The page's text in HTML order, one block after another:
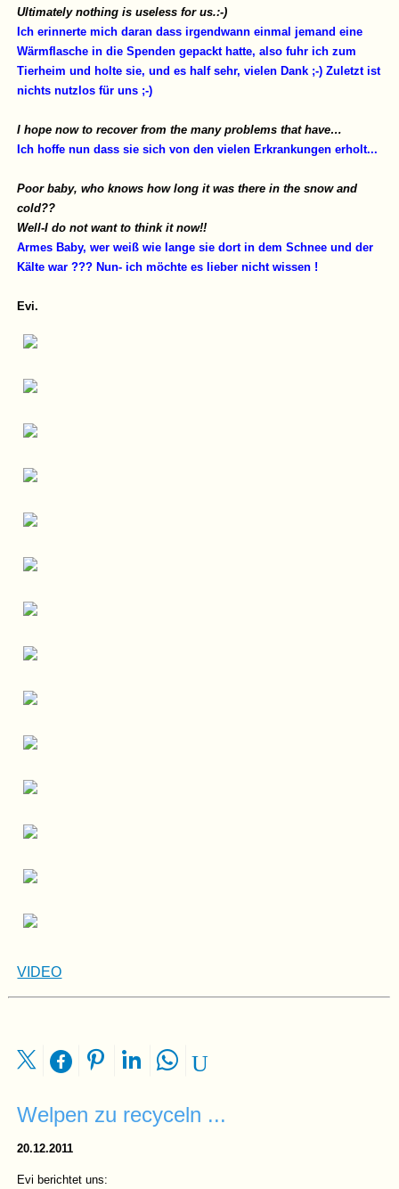
Ultimately nothing is useless for us.:-)
Ich erinnerte mich daran dass irgendwann einmal jemand eine
Wärmflasche in die Spenden gepackt hatte, also fuhr ich zum
Tierheim und holte sie, und es half sehr, vielen Dank ;-) Zuletzt ist
nichts nutzlos für uns ;-)
I hope now to recover from the many problems that have…
Ich hoffe nun dass sie sich von den vielen Erkrankungen erholt...
Poor baby, who knows how long it was there in the snow and
cold??
Well-I do not want to think it now!!
Armes Baby, wer weiß wie lange sie dort in dem Schnee und der
Kälte war ??? Nun- ich möchte es lieber nicht wissen !
Evi.
VIDEO
Welpen zu recyceln ...
20.12.2011
Evi berichtet uns: